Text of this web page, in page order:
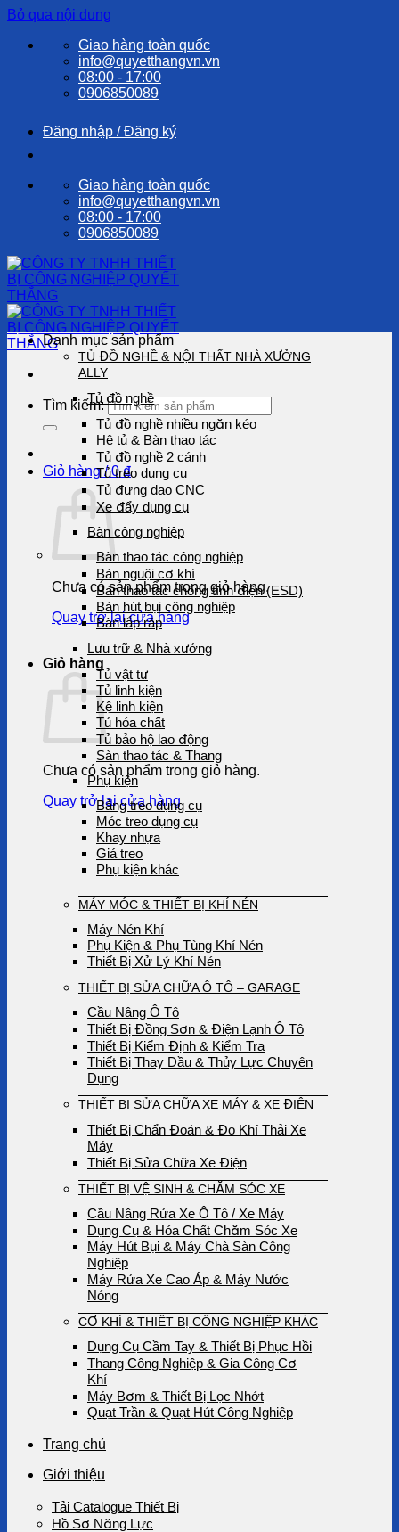
Bỏ qua nội dung
Giao hàng toàn quốc
info@quyetthangvn.vn
08:00 - 17:00
0906850089
Đăng nhập / Đăng ký
Giao hàng toàn quốc
info@quyetthangvn.vn
08:00 - 17:00
0906850089
Tìm kiếm:
Giỏ hàng /0₫
Chưa có sản phẩm trong giỏ hàng.
Quay trở lại cửa hàng
Giỏ hàng
Chưa có sản phẩm trong giỏ hàng.
Quay trở lại cửa hàng
Danh mục sản phẩm
TỦ ĐỒ NGHỀ & NỘI THẤT NHÀ XƯỞNG
ALLY
Tủ đồ nghề
Tủ đồ nghề nhiều ngăn kéo
Hệ tủ & Bàn thao tác
Tủ đồ nghề 2 cánh
Tủ treo dụng cụ
Tủ đựng dao CNC
Xe đẩy dụng cụ
Bàn công nghiệp
Bàn thao tác công nghiệp
Bàn nguội cơ khí
Bàn thao tác chống tĩnh điện (ESD)
Bàn hút bụi công nghiệp
Bàn lắp ráp
Lưu trữ & Nhà xưởng
Tủ vật tư
Tủ linh kiện
Kệ linh kiện
Tủ hóa chất
Tủ bảo hộ lao động
Sàn thao tác & Thang
Phụ kiện
Bảng treo dụng cụ
Móc treo dụng cụ
Khay nhựa
Giá treo
Phụ kiện khác
MÁY MÓC & THIẾT BỊ KHÍ NÉN
Máy Nén Khí
Phụ Kiện & Phụ Tùng Khí Nén
Thiết Bị Xử Lý Khí Nén
THIẾT BỊ SỬA CHỮA Ô TÔ – GARAGE
Cầu Nâng Ô Tô
Thiết Bị Đồng Sơn & Điện Lạnh Ô Tô
Thiết Bị Kiểm Định & Kiểm Tra
Thiết Bị Thay Dầu & Thủy Lực Chuyên
Dụng
THIẾT BỊ SỬA CHỮA XE MÁY & XE ĐIỆN
Thiết Bị Chẩn Đoán & Đo Khí Thải Xe
Máy
Thiết Bị Sửa Chữa Xe Điện
THIẾT BỊ VỆ SINH & CHĂM SÓC XE
Cầu Nâng Rửa Xe Ô Tô / Xe Máy
Dụng Cụ & Hóa Chất Chăm Sóc Xe
Máy Hút Bụi & Máy Chà Sàn Công
Nghiệp
Máy Rửa Xe Cao Áp & Máy Nước
Nóng
CƠ KHÍ & THIẾT BỊ CÔNG NGHIỆP KHÁC
Dụng Cụ Cầm Tay & Thiết Bị Phục Hồi
Thang Công Nghiệp & Gia Công Cơ
Khí
Máy Bơm & Thiết Bị Lọc Nhớt
Quạt Trần & Quạt Hút Công Nghiệp
Trang chủ
Giới thiệu
Tải Catalogue Thiết Bị
Hồ Sơ Năng Lực